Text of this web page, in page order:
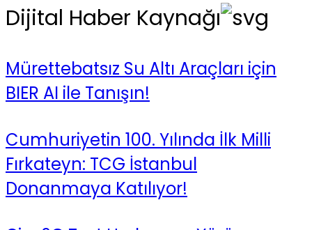
Dijital Haber Kaynağı
Mürettebatsız Su Altı Araçları için
BIER AI ile Tanışın!
Cumhuriyetin 100. Yılında İlk Milli
Fırkateyn: TCG İstanbul
Donanmaya Katılıyor!